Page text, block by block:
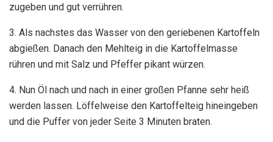
zugeben und gut verrühren.
3. Als nachstes das Wasser von den geriebenen Kartoffeln
abgießen. Danach den Mehlteig in die Kartoffelmasse
rühren und mit Salz und Pfeffer pikant würzen.
4. Nun Öl nach und nach in einer großen Pfanne sehr heiß
werden lassen. Löffelweise den Kartoffelteig hineingeben
und die Puffer von jeder Seite 3 Minuten braten.